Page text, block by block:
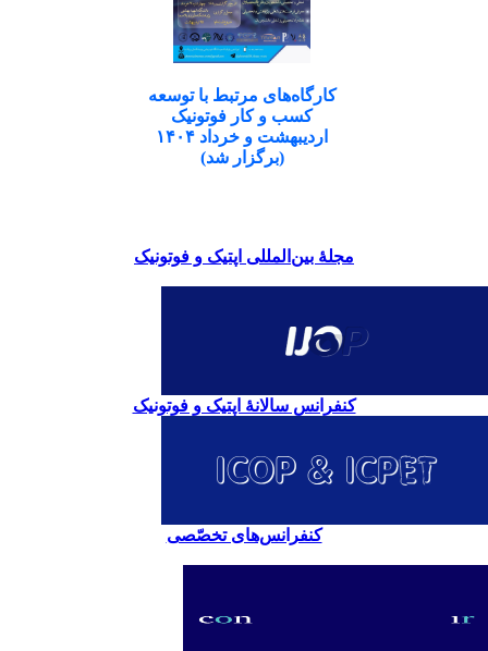
کارگاه‌های مرتبط با توسعه
کسب و کار فوتونیک
اردیبهشت و خرداد ۱۴۰۴
(برگزار شد)
مجلۀ بین‌المللی اپتیک و فوتونیک
کنفرانس سالانۀ اپتیک و فوتونیک
کنفرانس‌های تخصّصی